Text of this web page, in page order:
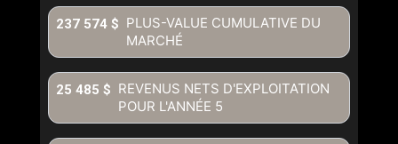
PLUS-VALUE CUMULATIVE DU
MARCHÉ
237 574 $
REVENUS NETS D'EXPLOITATION
POUR L'ANNÉE 5
25 485 $